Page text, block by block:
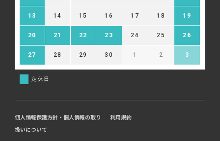
13 14 15 16 17 18 19
20 21 22 23 24 25 26
27 28 29 30 1 2 3
定休日
個人情報保護方針・個人情報の取り
扱いについて
利用規約